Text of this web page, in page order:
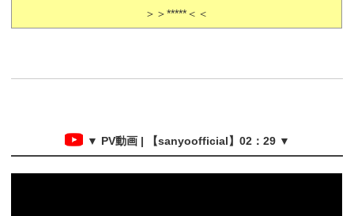
＞＞*****＜＜
▼ PV動画 | 【sanyoofficial】02：29 ▼